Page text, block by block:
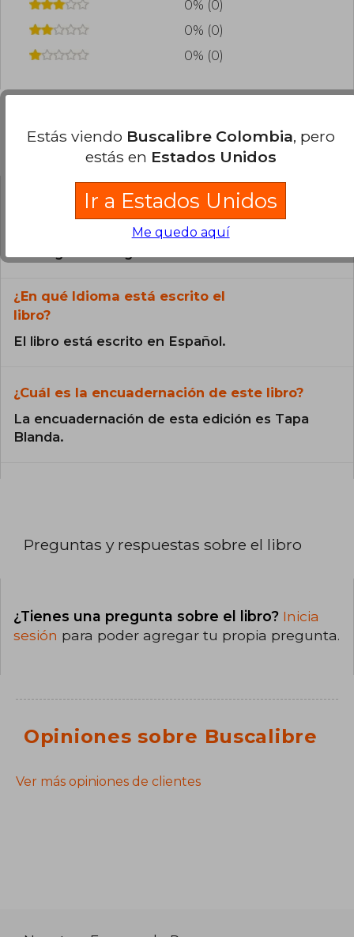
0% (0)
0% (0)
0% (0)
Preguntas frecuentes sobre el libro
¿El libro es original?
Todos los libros de nuestro
¿En qué Idioma está escrito el
libro?
El libro está escrito en Español.
¿Cuál es la encuadernación de este libro?
La encuadernación de esta edición es Tapa
Blanda.
Preguntas y respuestas sobre el libro
¿Tienes una pregunta sobre el libro? Inicia
sesión para poder agregar tu propia pregunta.
Opiniones sobre Buscalibre
Ver más opiniones de clientes
Estás viendo Buscalibre Colombia, pero
estás en Estados Unidos
Ir a Estados Unidos
Me quedo aquí